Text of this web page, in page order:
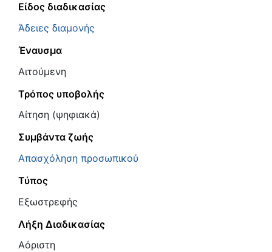
Είδος διαδικασίας
Άδειες διαμονής
Έναυσμα
Αιτούμενη
Τρόπος υποβολής
Αίτηση (ψηφιακά)
Συμβάντα ζωής
Απασχόληση προσωπικού
Τύπος
Εξωστρεφής
Λήξη Διαδικασίας
Αόριστη